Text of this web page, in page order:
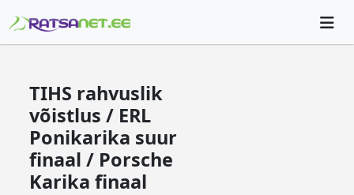
TIHS rahvuslik
võistlus / ERL
Ponikarika suur
finaal / Porsche
Karika finaal